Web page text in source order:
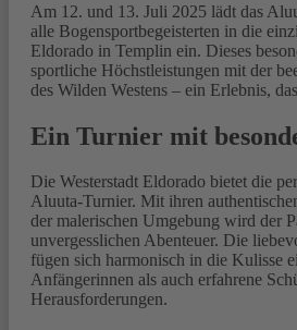
Am 12. und 13. Juli 2025 lädt das
alle Bogensportbegeisterten in die
Eldorado in Templin ein. Dieses
sportliche Höchstleistungen mit der
des Wilden Westens – ein Erlebnis,
Ein Turnier mit
Die Westerstadt Eldorado bietet die
Aluuta-Turnier. Mit ihren
der malerischen Umgebung wird der
unvergesslichen Abenteuer. Die
fügen sich harmonisch in die Kulisse
Anfängerinnen als auch erfahrene
Herausforderungen.